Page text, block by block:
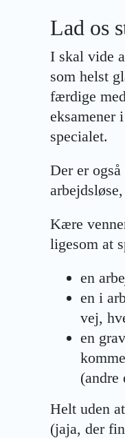
Lad os
I skal vide
som helst
færdige
eksamener
specialet.
Der er
Kære
ligesom at
en
en i
vej,
en
(andre
Helt uden
(jaja, der